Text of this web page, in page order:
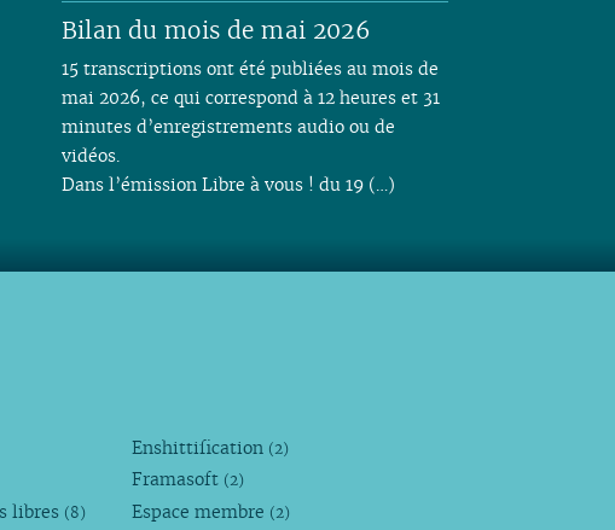
Bilan du mois de mai 2026
15 transcriptions ont été publiées au mois de
mai 2026, ce qui correspond à 12 heures et 31
minutes d’enregistrements audio ou de
vidéos.
Dans l’émission Libre à vous ! du 19 (…)
libres (8)
Enshittification (2)
Framasoft (2)
Espace membre (2)